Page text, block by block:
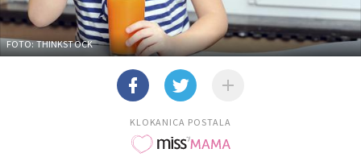
FOTO: THINKSTOCK
KLOKANICA POSTALA